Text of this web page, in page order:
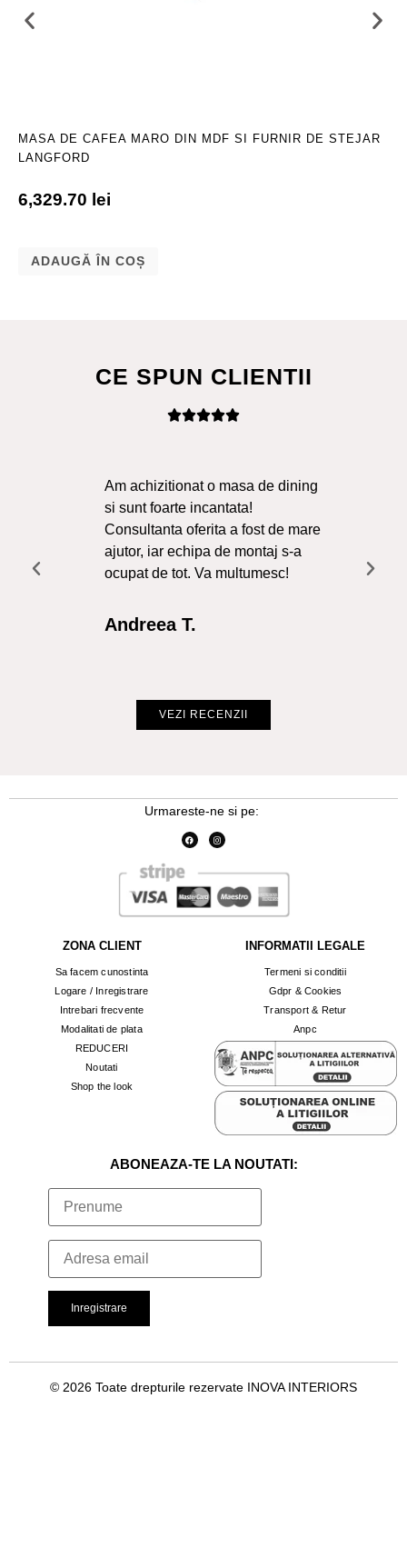
MASA DE CAFEA MARO DIN MDF SI FURNIR DE STEJAR
LANGFORD
6,329.70 lei
ADAUGĂ ÎN COȘ
CE SPUN CLIENTII
Am achizitionat o masa de dining
si sunt foarte incantata!
Consultanta oferita a fost de mare
ajutor, iar echipa de montaj s-a
ocupat de tot. Va multumesc!
Andreea T.
VEZI RECENZII
Urmareste-ne si pe:
ZONA CLIENT
Sa facem cunostinta
Logare / Inregistrare
Intrebari frecvente
Modalitati de plata
REDUCERI
Noutati
Shop the look
INFORMATII LEGALE
Termeni si conditii
Gdpr & Cookies
Transport & Retur
Anpc
ABONEAZA-TE LA NOUTATI:
© 2026 Toate drepturile rezervate INOVA INTERIORS